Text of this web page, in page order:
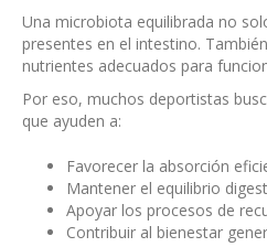
Una microbiota equilibrada no
presentes en el intestino.
nutrientes adecuados para
Por eso, muchos deportistas
que ayuden a:
Favorecer la absorción
Mantener el equilibrio
Apoyar los procesos de
Contribuir al bienestar